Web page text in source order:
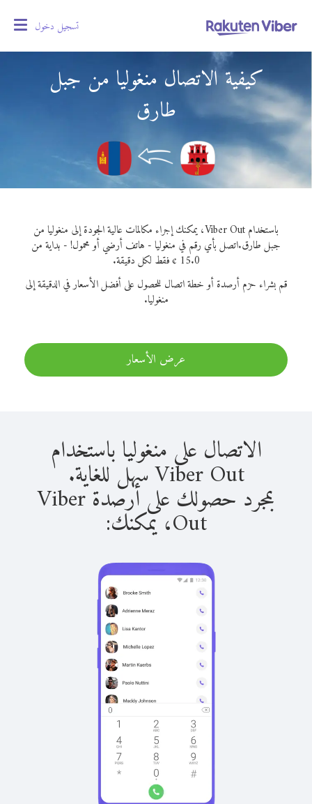
تسجيل دخول
كيفية الاتصال منغوليا من جبل
طارق
باستخدام Viber Out، يمكنك إجراء مكالمات عالية الجودة إلى منغوليا من
جبل طارق.اتصل بأي رقم في منغوليا - هاتف أرضي أو محمول! - بداية من
15.0 ¢ فقط لكل دقيقة.
قم بشراء حزم أرصدة أو خطة اتصال للحصول على أفضل الأسعار في الدقيقة إلى
منغوليا.
عرض الأسعار
الاتصال على منغوليا باستخدام
Viber Out سهل للغاية.
بمجرد حصولك على أرصدة Viber
Out، يمكنك: